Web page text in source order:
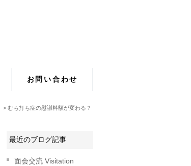
お問い合わせ
むち打ち症の慰謝料額が変わる？
最近のブログ記事
面会交流 Visitation